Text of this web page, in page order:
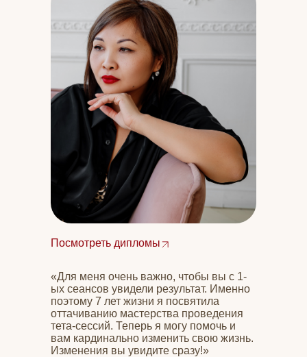
рублей
Что дает тета-
терапия?
«Для меня очень важно, чтобы вы с 1-
ых сеансов увидели результат. Именно
поэтому 7 лет жизни я посвятила
оттачиванию мастерства проведения
тета-сессий. Теперь я могу помочь и
вам кардинально изменить свою жизнь.
Изменения вы увидите сразу!»
Посмотреть дипломы